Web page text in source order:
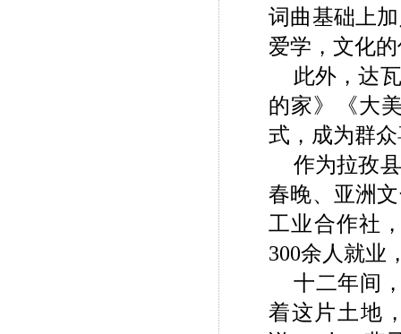
词曲基础上
爱学，文化
此外，达
的家》《大
式，成为群
作为拉孜
春晚、亚洲
工业合作社
300余人就业
十二年间
着这片土地